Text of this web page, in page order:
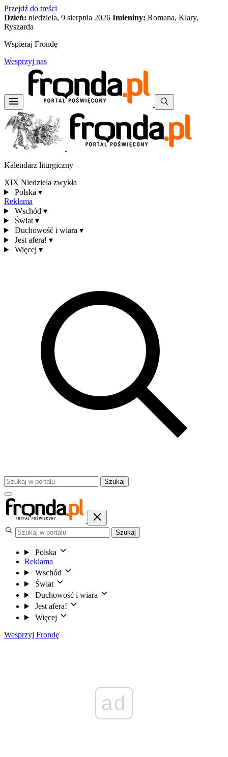
Przejdź do treści
Dzień: niedziela, 9 sierpnia 2026 Imieniny: Romana, Klary,
Ryszarda
Wspieraj Frondę
Wesprzyj nas
Kalendarz liturgiczny
XIX Niedziela zwykła
Polska ▾
Reklama
Wschód ▾
Świat ▾
Duchowość i wiara ▾
Jest afera! ▾
Więcej ▾
Szukaj
Szukaj
Polska
Reklama
Wschód
Świat
Duchowość i wiara
Jest afera!
Więcej
Wesprzyj Frondę
ad